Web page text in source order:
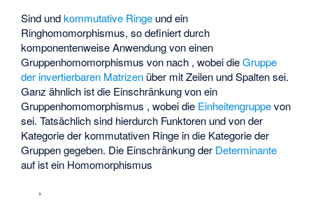
Sind undkommutative Ringe undein
Ringhomomorphismus, so definiertdurch
komponentenweise Anwendung voneinen
Gruppenhomomorphismusvon nach , wobeidieGruppe
der invertierbaren Matrizen über mitZeilen undSpalten sei.
Ganz ähnlich ist die Einschränkung vonein
Gruppenhomomorphismus , wobeidie Einheitengruppevon
sei. Tatsächlich sind hierdurch Funktoren undvon der
Kategorie der kommutativen Ringe in die Kategorie der
Gruppengegeben. Die Einschränkung der Determinante
auf ist ein Homomorphismus
,